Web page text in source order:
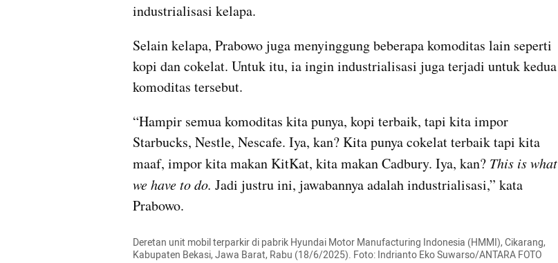
industrialisasi kelapa.
Selain kelapa, Prabowo juga menyinggung beberapa komoditas lain seperti
kopi dan cokelat. Untuk itu, ia ingin industrialisasi juga terjadi untuk kedua
komoditas tersebut.
“Hampir semua komoditas kita punya, kopi terbaik, tapi kita impor
Starbucks, Nestle, Nescafe. Iya, kan? Kita punya cokelat terbaik tapi kita
maaf, impor kita makan KitKat, kita makan Cadbury. Iya, kan? This is what
we have to do. Jadi justru ini, jawabannya adalah industrialisasi,” kata
Prabowo.
Deretan unit mobil terparkir di pabrik Hyundai Motor Manufacturing Indonesia (HMMI), Cikarang,
Kabupaten Bekasi, Jawa Barat, Rabu (18/6/2025). Foto: Indrianto Eko Suwarso/ANTARA FOTO